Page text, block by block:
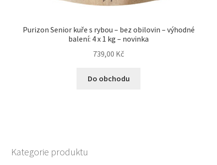
Purizon Senior kuře s rybou – bez obilovin – výhodné
balení: 4 x 1 kg – novinka
739,00 Kč
Do obchodu
Kategorie produktu